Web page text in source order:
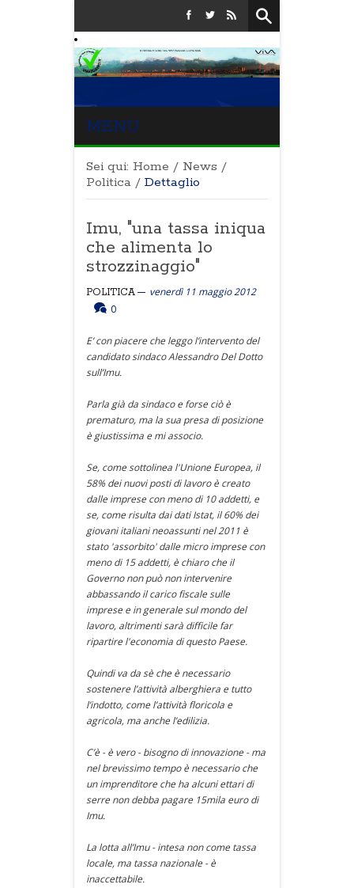
MENU
Sei qui: Home / News /
Politica / Dettaglio
Imu, "una tassa iniqua
che alimenta lo
strozzinaggio"
POLITICA
venerdì 11 maggio 2012
0
E’ con piacere che leggo l’intervento del
candidato sindaco Alessandro Del Dotto
sull’Imu.
Parla già da sindaco e forse ciò è
prematuro, ma la sua presa di posizione
è giustissima e mi associo.
Se, come sottolinea l'Unione Europea, il
58% dei nuovi posti di lavoro è creato
dalle imprese con meno di 10 addetti, e
se, come risulta dai dati Istat, il 60% dei
giovani italiani neoassunti nel 2011 è
stato 'assorbito' dalle micro imprese con
meno di 15 addetti, è chiaro che il
Governo non può non intervenire
abbassando il carico fiscale sulle
imprese e in generale sul mondo del
lavoro, altrimenti sarà difficile far
ripartire l'economia di questo Paese.
Quindi va da sè che è necessario
sostenere l’attività alberghiera e tutto
l’indotto, come l’attività floricola e
agricola, ma anche l’edilizia.
C’è - è vero - bisogno di innovazione - ma
nel brevissimo tempo è necessario che
un imprenditore che ha alcuni ettari di
serre non debba pagare 15mila euro di
Imu.
La lotta all’Imu - intesa non come tassa
locale, ma tassa nazionale - è
inaccettabile.